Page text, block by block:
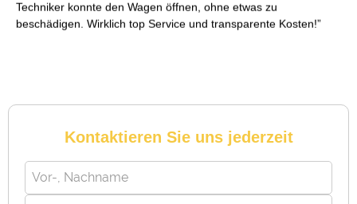
Techniker konnte den Wagen öffnen, ohne etwas zu
beschädigen. Wirklich top Service und transparente Kosten!
schon, sie müsste aufgebrochen werden, aber der Fachmann
Kontaktieren Sie uns jederzeit